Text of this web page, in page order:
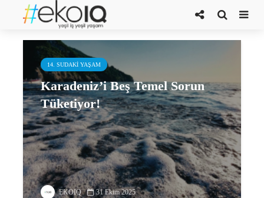
kimyasal kirlenme
14. SUDAKI YAŞAM
Karadeniz’i Beş Temel Sorun
Tüketiyor!
EKOIQ 31 Ekim 2025